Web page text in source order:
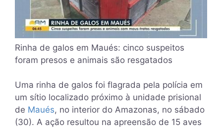
Rinha de galos em Maués: cinco suspeitos
foram presos e animais são resgatados
Uma rinha de galos foi flagrada pela polícia em
um sítio localizado próximo à unidade prisional
de Maués, no interior do Amazonas, no sábado
(30). A ação resultou na apreensão de 15 aves